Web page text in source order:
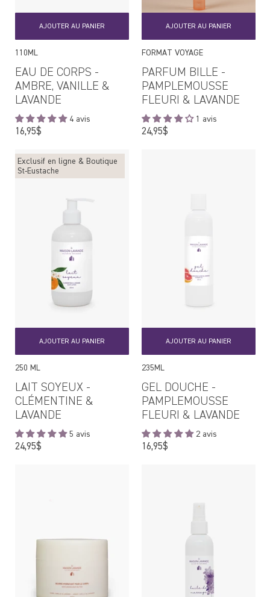
AJOUTER AU PANIER
110ML
EAU DE CORPS -
AMBRE, VANILLE &
LAVANDE
4 avis
16,95$Prix
AJOUTER AU PANIER
FORMAT VOYAGE
PARFUM BILLE -
PAMPLEMOUSSE
FLEURI & LAVANDE
1 avis
24,95$Prix
AJOUTER AU PANIER
Exclusif en ligne & Boutique
St-Eustache
250 ML
LAIT SOYEUX -
CLÉMENTINE &
LAVANDE
5 avis
24,95$Prix
AJOUTER AU PANIER
235ML
GEL DOUCHE -
PAMPLEMOUSSE
FLEURI & LAVANDE
2 avis
16,95$Prix